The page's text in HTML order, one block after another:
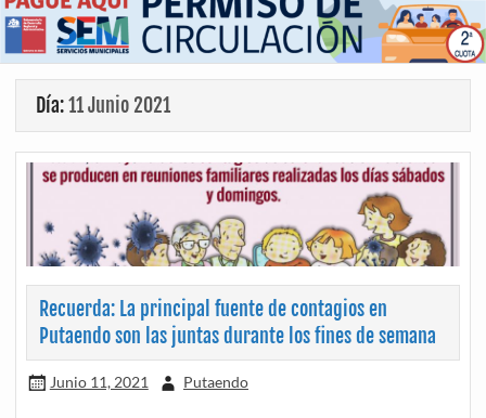
Día:11 Junio 2021
Recuerda: La principal fuente de contagios en
Putaendo son las juntas durante los fines de semana
Junio 11, 2021 Putaendo